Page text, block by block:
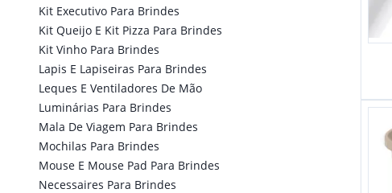
Kit Executivo Para Brindes
Kit Queijo E Kit Pizza Para Brindes
Kit Vinho Para Brindes
Lapis E Lapiseiras Para Brindes
Leques E Ventiladores De Mão
Luminárias Para Brindes
Mala De Viagem Para Brindes
Mochilas Para Brindes
Mouse E Mouse Pad Para Brindes
Necessaires Para Brindes